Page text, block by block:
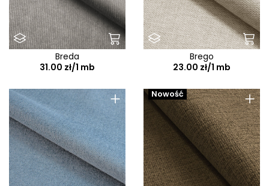
Breda
31.00 zł/1 mb
Brego
23.00 zł/1 mb
+ +
Nowość